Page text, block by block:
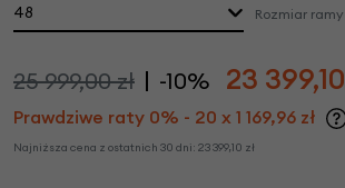
48 Rozmiar ramy
25 999,00 zł -10% 23 399,10
Prawdziwe raty 0% - 20 x 1 169,96 zł
Najniższa cena z ostatnich 30 dni: 23 399,10 zł